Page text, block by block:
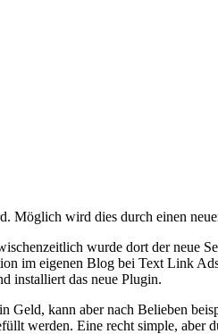
Möglich wird dies durch einen
wurde dort der neue
im eigenen Blog bei Text Link
installiert das neue Plugin.
kann aber nach Belieben
werden. Eine recht simple, aber